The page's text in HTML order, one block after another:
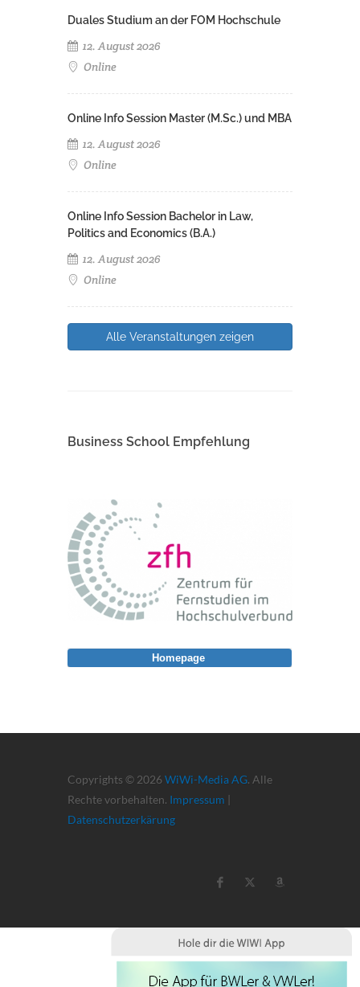
Duales Studium an der FOM Hochschule
12. August 2026
Online
Online Info Session Master (M.Sc.) und MBA
12. August 2026
Online
Online Info Session Bachelor in Law,
Politics and Economics (B.A.)
12. August 2026
Online
Alle Veranstaltungen zeigen
Business School Empfehlung
Copyrights © 2026 WiWi-Media AG. Alle
Rechte vorbehalten. Impressum |
Datenschutzerkärung
Homepage